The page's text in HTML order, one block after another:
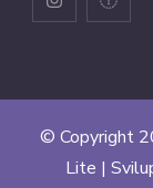
© Copyright
Lite |